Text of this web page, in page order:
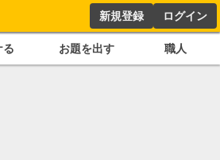
新規登録 ログイン
る お題を出す 職人